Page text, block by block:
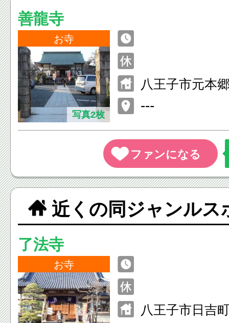
善龍寺
お寺
写真2枚
八王子市元本
---
近くの同ジャンルス
了法寺
お寺
八王子市日吉